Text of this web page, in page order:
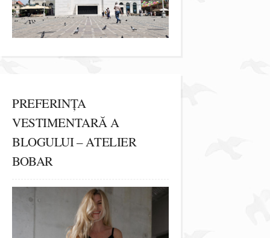
PREFERINȚA
VESTIMENTARĂ A
BLOGULUI – ATELIER
BOBAR